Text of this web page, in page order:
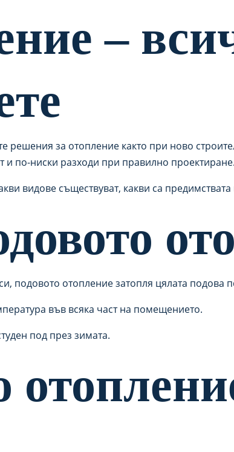
–
за отопление както при ново
и по-ниски разходи при правилно проектиране.
видове съществуват, какви са
подовото отопление затопля цялата подова
във всяка част на помещението.
под през зимата.